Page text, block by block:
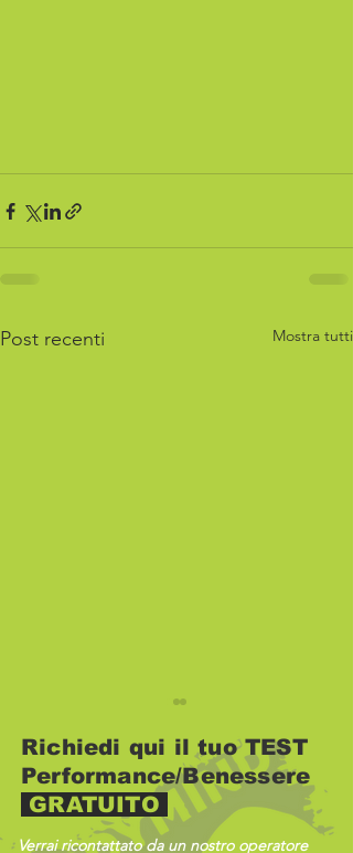
Post recenti Mostra tutti
Verrai ricontattato da un nostro operatore
Richiedi qui il tuo TEST
Performance/Benessere
GRATUITO